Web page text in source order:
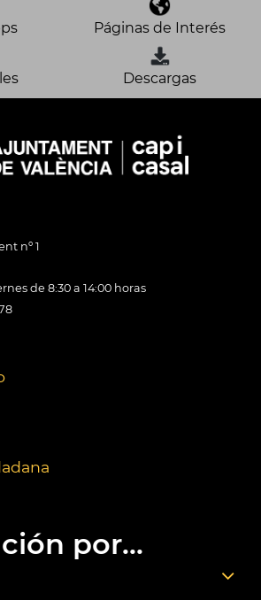
Páginas de Interés
Descargas
nº 1
de 8:30 a 14:00 horas
por...